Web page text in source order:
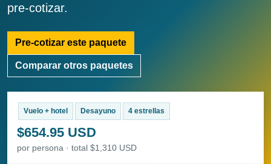
pre-cotizar.
Pre-cotizar este paquete
Comparar otros paquetes
Vuelo + hotel Desayuno 4 estrellas
$654.95 USD
por persona · total $1,310 USD